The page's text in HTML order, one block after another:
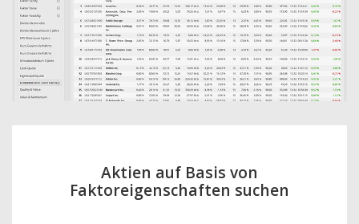
Aktien auf Basis von
Faktoreigenschaften suchen